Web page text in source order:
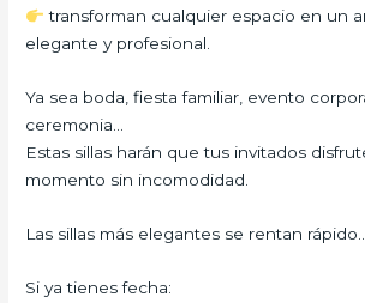
transforman cualquier espacio en un
elegante y profesional.
Ya sea boda, fiesta familiar, evento
ceremonia…
Estas sillas harán que tus invitados
momento sin incomodidad.
Las sillas más elegantes se rentan rápido…
Si ya tienes fecha: